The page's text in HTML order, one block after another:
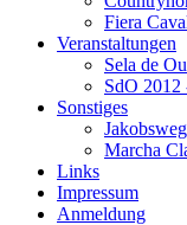
Fiera
Veranstaltungen
Sela de
SdO
Sonstiges
Jakobsweg
Marcha
Links
Impressum
Anmeldung